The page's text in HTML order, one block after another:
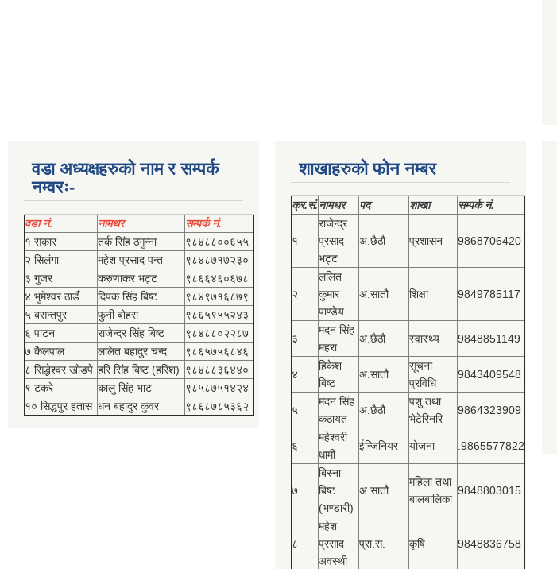
वडा अध्यक्षहरुको नाम र सम्पर्क
नम्वरः-
वडा नं. नामथर
सम्पर्क नं.
१ सकार
तर्क सिंह ठगुन्‍ना
९८४८८००६५५
२ सिलंगा
महेश प्रसाद पन्त
९८४८७१७२३०
३ गुजर
करुणाकर भट्ट
९८६६४६०६७८
४ भुमेश्‍वर ठाडँ
दिपक सिंह बिष्‍ट
९८४९७१६८७९
५ बसन्तपुर
फुनी बोहरा
९८६५९५५२४३
६ पाटन
राजेन्द्र सिंह बिष्‍ट
९८४८८०२२८७
७ कैलपाल
ललित बहादुर चन्द
९८६५७५६८४६
८ सिद्धेश्‍वर खोडपे हरि सिंह बिष्‍ट (हरिश) ९८४८८३६४४०
९ टकरे
कालु सिंह भाट
९८५८७५१४२४
१० सिद्धपुर हतास धन बहादुर कुवर ९८६८७८५३६२
शाखाहरुको फोन नम्बर
क्र.सं.नामथर पद शाखा सम्‍पर्क नं.
१
राजेन्द्र
प्रसाद
भट्ट
अ.छैठौ प्रशासन 9868706420
२
ललित
कुमार
पाण्डेय
अ.सातौ शिक्षा 9849785117
३
मदन सिंह
महरा
अ.छैठौ स्वास्थ्य 9848851149
४
हिकेश
बिष्‍ट
अ.सातौ
सूचना
प्रविधि
9843409548
५
मदन सिंह
कठायत
अ.छैठौ
पशु तथा
भेटेरिनरि
9864323909
६
महेश्‍वरी
धामी
ईन्जिनियर योजना .9865577822
७
बिस्‍ना
बिष्‍ट
(भण्डारी)
अ.सातौ
महिला तथा
बालबालिका
9848803015
८
महेश
प्रसाद
अवस्थी
प्रा.स. कृषि 9848836758